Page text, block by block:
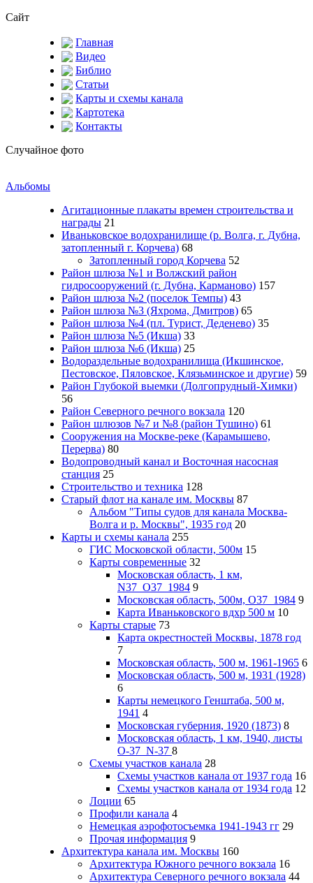
Сайт
Главная
Видео
Библио
Статьи
Карты и схемы канала
Картотека
Контакты
Случайное фото
Альбомы
Агитационные плакаты времен строительства и
награды 21
Иваньковское водохранилище (р. Волга, г. Дубна,
затопленный г. Корчева) 68
Затопленный город Корчева 52
Район шлюза №1 и Волжский район
гидросооружений (г. Дубна, Карманово) 157
Район шлюза №2 (поселок Темпы) 43
Район шлюза №3 (Яхрома, Дмитров) 65
Район шлюза №4 (пл. Турист, Деденево) 35
Район шлюза №5 (Икша) 33
Район шлюза №6 (Икша) 25
Водораздельные водохранилища (Икшинское,
Пестовское, Пяловское, Клязьминское и другие) 59
Район Глубокой выемки (Долгопрудный-Химки)
56
Район Северного речного вокзала 120
Район шлюзов №7 и №8 (район Тушино) 61
Сооружения на Москве-реке (Карамышево,
Перерва) 80
Водопроводный канал и Восточная насосная
станция 25
Строительство и техника 128
Старый флот на канале им. Москвы 87
Альбом "Типы судов для канала Москва-
Волга и р. Москвы", 1935 год 20
Карты и схемы канала 255
ГИС Московcкой области, 500м 15
Карты современные 32
Московская область, 1 км,
N37_O37_1984 9
Московская область, 500м, О37_1984 9
Карта Иваньковского вдхр 500 м 10
Карты старые 73
Карта окрестностей Москвы, 1878 год
7
Московская область, 500 м, 1961-1965 6
Московская область, 500 м, 1931 (1928)
6
Карты немецкого Генштаба, 500 м,
1941 4
Московская губерния, 1920 (1873) 8
Московская область, 1 км, 1940, листы
О-37_N-37 8
Схемы участков канала 28
Схемы участков канала от 1937 года 16
Схемы участков канала от 1934 года 12
Лоции 65
Профили канала 4
Немецкая аэрофотосъемка 1941-1943 гг 29
Прочая информация 9
Архитектура канала им. Москвы 160
Архитектура Южного речного вокзала 16
Архитектура Северного речного вокзала 44